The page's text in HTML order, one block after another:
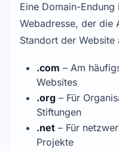
Eine Domain-
Webadresse, der die
Standort der Website
.com – Am
Websites
.org – Für
Stiftungen
.net – Für
Projekte